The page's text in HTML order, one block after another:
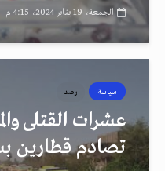
الجمعة، 19 يناير 2024، 4:15 م
سياسة رصد
عشرات القتلى
تصادم قطارين